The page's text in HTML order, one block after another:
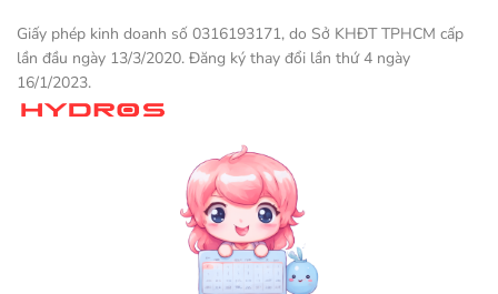
Giấy phép kinh doanh số 0316193171, do Sở KHĐT TPHCM cấp
lần đầu ngày 13/3/2020. Đăng ký thay đổi lần thứ 4 ngày
16/1/2023.